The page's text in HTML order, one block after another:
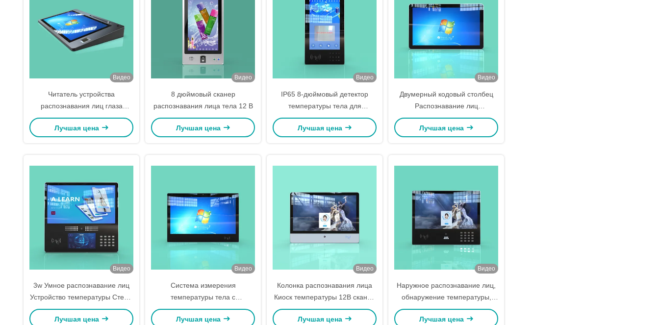
Видео
Читатель устройства
распознавания лиц глаза
тетеревятника термальный 8-
дюймовая крытая версия
Лучшая цена
Видео
8 дюймовый сканер
распознавания лица тела 12 В
Лучшая цена
Видео
IP65 8-дюймовый детектор
температуры тела для
сканирования лица 2-
дюймовый двумерный код
Лучшая цена
Видео
Двумерный кодовый столбец
Распознавание лиц
Обнаружение температуры 3,3
В Проведите карту
Лучшая цена
Видео
3w Умное распознавание лиц
Устройство температуры Стены
подвешенная температура
Контроль доступа
Лучшая цена
Видео
Система измерения
температуры тела с
распознаванием лица,
установленная на стене
Лучшая цена
Видео
Колонка распознавания лица
Киоск температуры 12В сканер
температуры лица
Лучшая цена
Видео
Наружное распознавание лиц,
обнаружение температуры,
колонка киоска 8 дюймов
Лучшая цена